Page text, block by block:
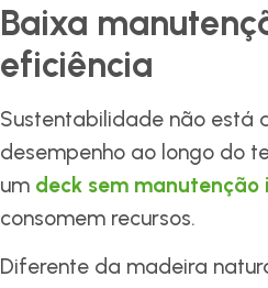
Baixa
eficiência
Sustentabilidade não está
desempenho ao longo do
um deck sem manutenção
consomem recursos.
Diferente da madeira